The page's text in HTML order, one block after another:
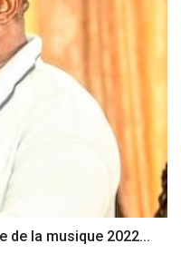
de la musique 2022...